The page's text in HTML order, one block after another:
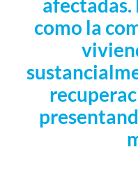
afectadas.
como la